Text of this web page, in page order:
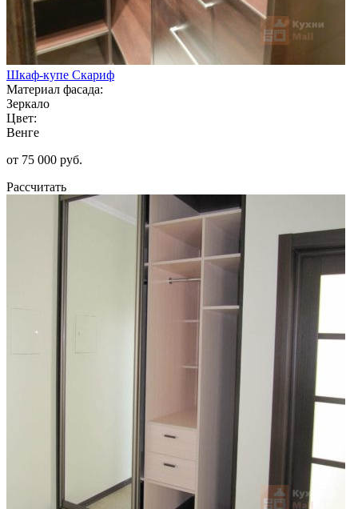
Шкаф-купе Скариф
Материал фасада:
Зеркало
Цвет:
Венге
от 75 000 руб.
Рассчитать